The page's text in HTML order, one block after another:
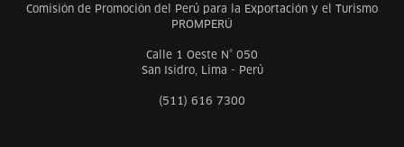
Comisión de Promoción del Perú para la Exportación y el Turismo
PROMPERÚ
Calle 1 Oeste N° 050
San Isidro, Lima - Perú
(511) 616 7300